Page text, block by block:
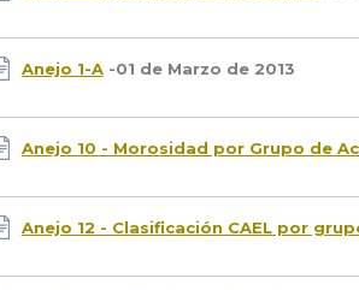
Anejo 1-A-01 de Marzo de 2013
Anejo 10 - Morosidad por Grupo de
Anejo 12 - Clasificación CAEL por